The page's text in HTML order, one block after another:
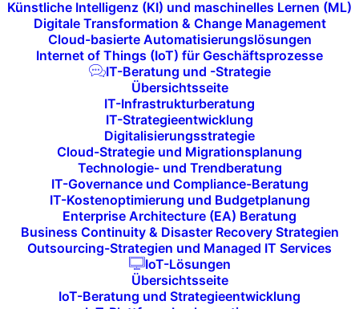
Künstliche Intelligenz (KI) und maschinelles Lernen (ML)
Digitale Transformation & Change Management
Cloud-basierte Automatisierungslösungen
Internet of Things (IoT) für Geschäftsprozesse
IT-Beratung und -Strategie
Übersichtsseite
IT-Infrastrukturberatung
IT-Strategieentwicklung
Digitalisierungsstrategie
Cloud-Strategie und Migrationsplanung
Technologie- und Trendberatung
IT-Governance und Compliance-Beratung
IT-Kostenoptimierung und Budgetplanung
Enterprise Architecture (EA) Beratung
Business Continuity & Disaster Recovery Strategien
Outsourcing-Strategien und Managed IT Services
IoT-Lösungen
Übersichtsseite
IoT-Beratung und Strategieentwicklung
vor der Installation:
Vor jeder Installation eines Updates prüfen
wir, ob dieses mit Ihrer bestehenden IT-
Infrastruktur kompatibel ist. So vermeiden
wir mögliche Konflikte oder Probleme nach
der Aktualisierung.